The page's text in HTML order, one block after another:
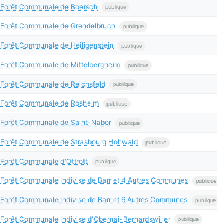
Forêt Communale de Boersch publique
Forêt Communale de Grendelbruch publique
Forêt Communale de Heiligenstein publique
Forêt Communale de Mittelbergheim publique
Forêt Communale de Reichsfeld publique
Forêt Communale de Rosheim publique
Forêt Communale de Saint-Nabor publique
Forêt Communale de Strasbourg Hohwald publique
Forêt Communale d'Ottrott publique
Forêt Communale Indivise de Barr et 4 Autres Communes publique
Forêt Communale Indivise de Barr et 6 Autres Communes publique
Forêt Communale Indivise d'Obernai-Bernardswiller publique